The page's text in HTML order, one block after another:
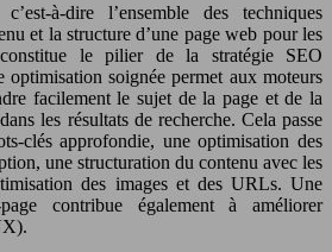
à-dire l’ensemble des techniques
et la structure d’une page web pour les
le pilier de la stratégie SEO
optimisation soignée permet aux moteurs
facilement le sujet de la page et de la
les résultats de recherche. Cela passe
clés approfondie, une optimisation des
une structuration du contenu avec les
des images et des URLs. Une
contribue également à améliorer